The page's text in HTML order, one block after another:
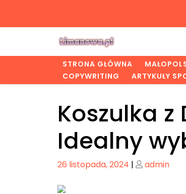
content
STRONA GŁÓWNA
COPYWRITING
ARTYKUŁY
Koszulka
Idealny
Posted
26 listopada, 2024 | Posted
admin